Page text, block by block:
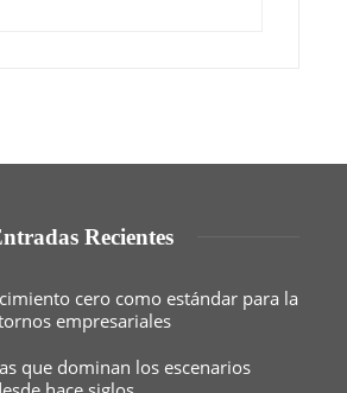
Recientes
cero como estándar para la
empresariales
que dominan los escenarios